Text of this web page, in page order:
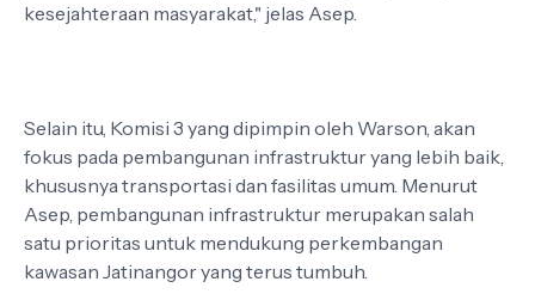
kesejahteraan masyarakat," jelas Asep.
Selain itu, Komisi 3 yang dipimpin oleh Warson, akan
fokus pada pembangunan infrastruktur yang lebih baik,
khususnya transportasi dan fasilitas umum. Menurut
Asep, pembangunan infrastruktur merupakan salah
satu prioritas untuk mendukung perkembangan
kawasan Jatinangor yang terus tumbuh.